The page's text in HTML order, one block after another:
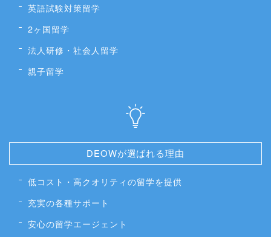
英語試験対策留学
2ヶ国留学
法人研修・社会人留学
親子留学
DEOWが選ばれる理由
低コスト・高クオリティの留学を提供
充実の各種サポート
安心の留学エージェント